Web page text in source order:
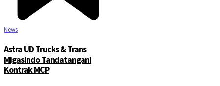
News
Astra UD Trucks & Trans
Migasindo Tandatangani
Kontrak MCP